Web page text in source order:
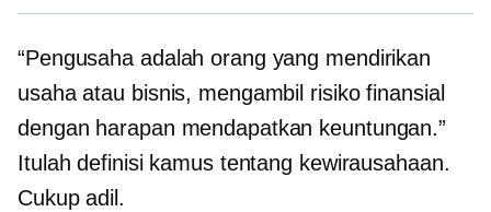
“Pengusaha adalah orang yang mendirikan
usaha atau bisnis, mengambil risiko finansial
dengan harapan mendapatkan keuntungan.”
Itulah definisi kamus tentang kewirausahaan.
Cukup adil.